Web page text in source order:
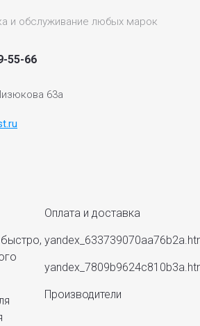
и обслуживание любых марок
55-66
63а
Оплата и доставка
Производители